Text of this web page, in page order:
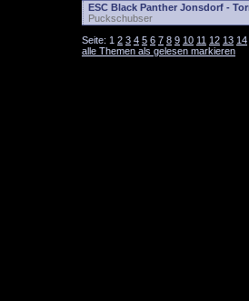
ESC Black Panther Jonsdorf -
Puckschubser
Seite: 1 2 3 4 5 6 7 8 9 10 11 12 13 14
alle Themen als gelesen markieren